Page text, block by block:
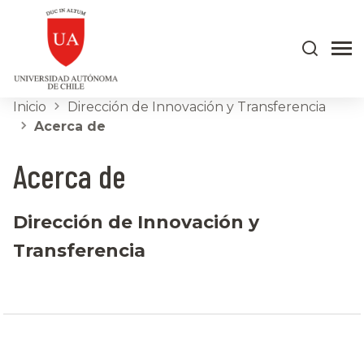
Inicio
Dirección de Innovación y Transferencia
Acerca de
Acerca de
Dirección de Innovación y
Transferencia